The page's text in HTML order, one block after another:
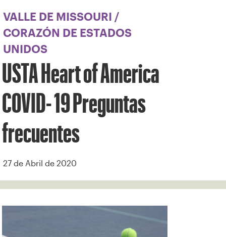
VALLE DE MISSOURI
/
CORAZÓN DE ESTADOS
UNIDOS
USTA Heart of America
COVID- 19 Preguntas
frecuentes
27 de Abril de 2020